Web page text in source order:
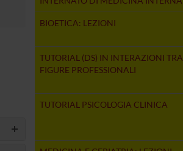
BIOETICA: LEZIONI
TUTORIAL (DS) IN INTERAZIONI TRA
FIGURE PROFESSIONALI
TUTORIAL PSICOLOGIA CLINICA